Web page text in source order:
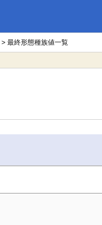
> 最終形態種族値一覧